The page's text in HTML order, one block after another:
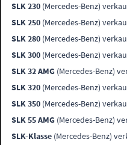
SLK 230 (Mercedes-Benz)
SLK 250 (Mercedes-Benz)
SLK 280 (Mercedes-Benz)
SLK 300 (Mercedes-Benz)
SLK 32 AMG (Mercedes-Benz)
SLK 320 (Mercedes-Benz)
SLK 350 (Mercedes-Benz)
SLK 55 AMG (Mercedes-Benz)
SLK-Klasse (Mercedes-Benz)